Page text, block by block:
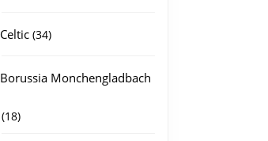
Celtic 3434
Borussia Monchengladbach
1818